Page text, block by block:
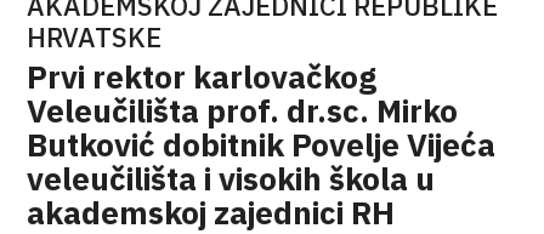
HRVATSKE
Prvi rektor karlovačkog
Veleučilišta prof. dr.sc. Mirko
Butković dobitnik Povelje Vijeća
veleučilišta i visokih škola u
akademskoj zajednici RH